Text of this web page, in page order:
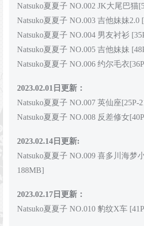
Natsuko夏夏子 NO.002 JK大尾巴猫
Natsuko夏夏子 NO.003 吉他妹妹2.0
Natsuko夏夏子 NO.004 男友衬衫
Natsuko夏夏子 NO.005 吉他妹妹
Natsuko夏夏子 NO.006 约尔毛衣
2023.02.01日更新：
Natsuko夏夏子 NO.007 英仙座[25P-
Natsuko夏夏子 NO.008 反差修女
2023.02.14日更新:
Natsuko夏夏子 NO.009 喜多川海梦
188MB]
2023.02.17日更新：
Natsuko夏夏子 NO.010 豹纹X车